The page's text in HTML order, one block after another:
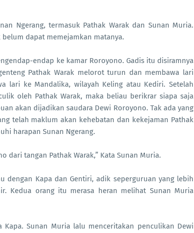
Ngerang, termasuk Pathak Warak dan Sunan Muria.
dapat memejamkan matanya.
endap ke kamar Roroyono. Gadis itu disiramnya
Pathak Warak melorot turun dan membawa lari
lari ke Mandalika, wilayah Keling atau Kediri. Setelah
oleh Pathak Warak, maka beliau berikrar siapa saja
akan dijadikan saudara Dewi Roroyono. Tak ada yang
telah maklum akan kehebatan dan kekejaman Pathak
harapan Sunan Ngerang.
dari tangan Pathak Warak,” Kata Sunan Muria.
dengan Kapa dan Gentiri, adik seperguruan yang lebih
Kedua orang itu merasa heran melihat Sunan Muria
Kapa. Sunan Muria lalu menceritakan penculikan Dewi